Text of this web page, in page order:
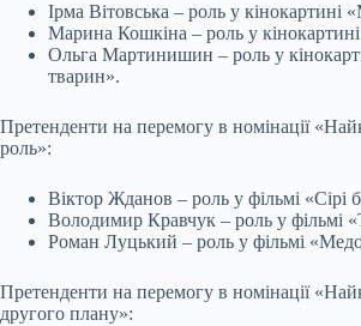
Ірма Вітовська – роль у кінокартині
Марина Кошкіна – роль у
Ольга Мартинишин – роль у
тварин».
Претенденти на перемогу в номінації
роль»:
Віктор Жданов – роль у фільмі «Сірі
Володимир Кравчук – роль у фільмі
Роман Луцький – роль у фільмі
Претенденти на перемогу в номінації
другого плану»: